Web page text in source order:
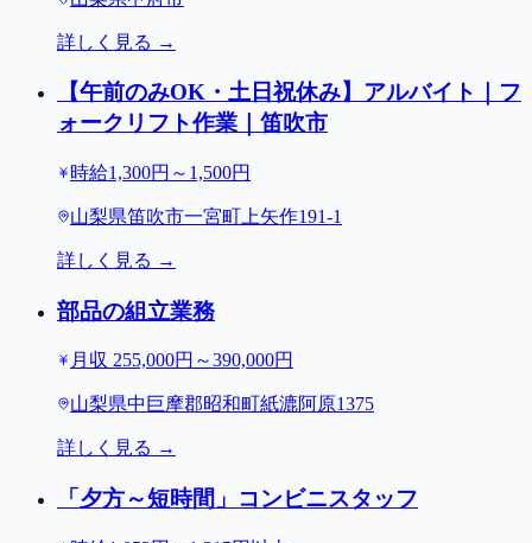
詳しく見る →
【午前のみOK・土日祝休み】アルバイト｜フ
ォークリフト作業｜笛吹市
時給1,300円～1,500円
山梨県笛吹市一宮町上矢作191-1
詳しく見る →
部品の組立業務
月収 255,000円～390,000円
山梨県中巨摩郡昭和町紙漉阿原1375
詳しく見る →
「夕方～短時間」コンビニスタッフ